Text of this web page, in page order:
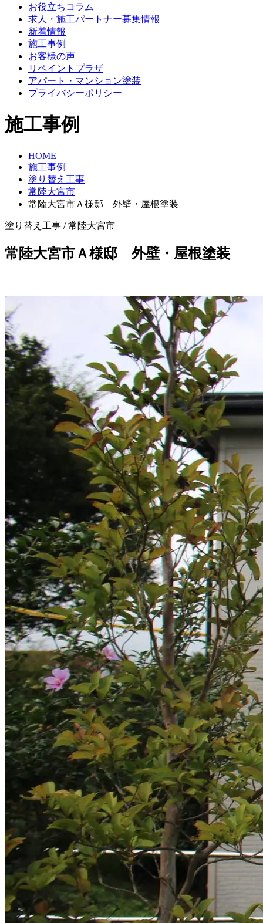
お役立ちコラム
求人・施工パートナー募集情報
新着情報
施工事例
お客様の声
リペイントプラザ
アパート・マンション塗装
プライバシーポリシー
施工事例
HOME
施工事例
塗り替え工事
常陸大宮市
常陸大宮市Ａ様邸 外壁・屋根塗装
塗り替え工事 / 常陸大宮市
常陸大宮市Ａ様邸 外壁・屋根塗装